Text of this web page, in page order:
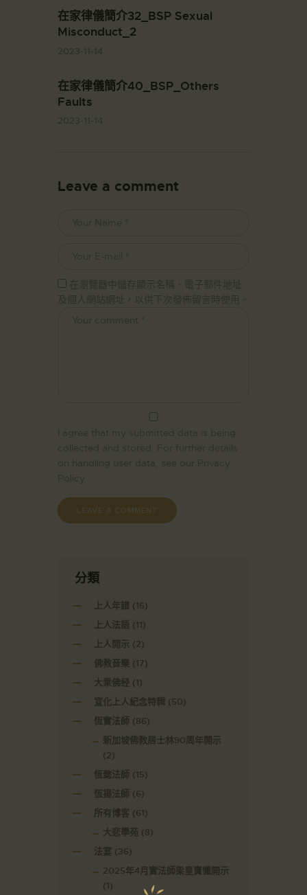
在家律儀簡介32_BSP Sexual
Misconduct_2
在家律儀簡介40_BSP_Others
Faults
Leave a comment
分類
上人年譜 (16)
上人法語 (11)
上人開示 (2)
佛教音樂 (17)
大乘佛经 (1)
宣化上人紀念特輯 (50)
恆實法師 (86)
新加坡佛教居士林90周年開示
(2)
恆懿法師 (15)
恆揚法師 (6)
所有博客 (61)
大悲學苑 (8)
法宴 (36)
2025年4月實法師梁皇寶懺開示
(1)